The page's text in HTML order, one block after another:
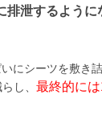
排泄するように
にシーツを敷き
し、 最終的に